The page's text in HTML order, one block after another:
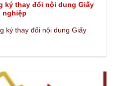
ký thay đổi nội dung Giấy
nghiệp
ký thay đổi nội dung Giấy